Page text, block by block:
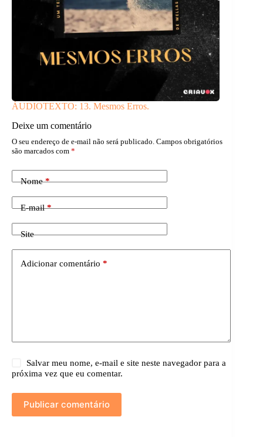
ÁUDIOTEXTO: 13. Mesmos Erros.
Deixe um comentário
O seu endereço de e-mail não será publicado. Campos obrigatórios
são marcados com *
Nome*
E-mail*
Site
Adicionar comentário *
Salvar meu nome, e-mail e site neste navegador para a
próxima vez que eu comentar.
Publicar comentário